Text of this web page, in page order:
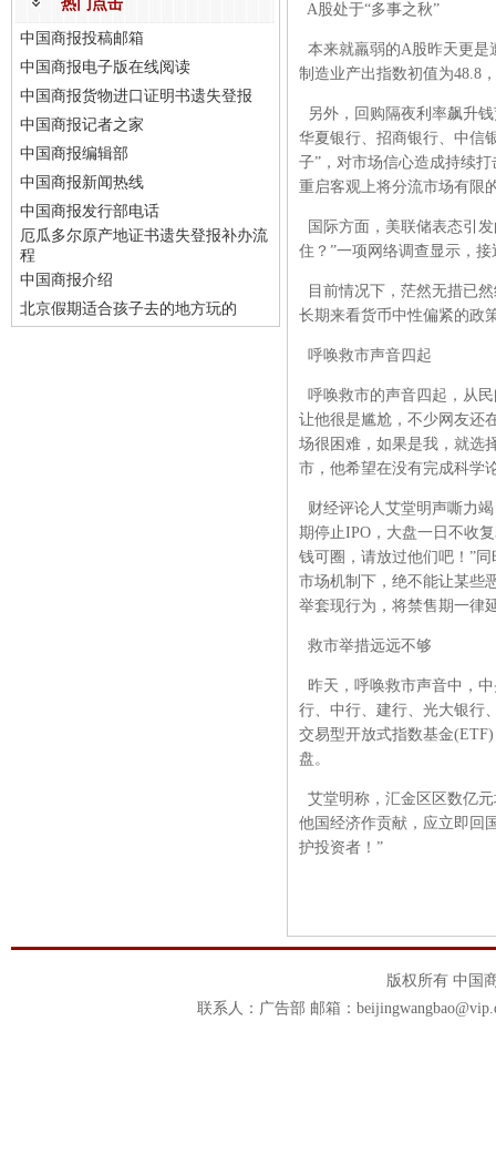
热门点击
中国商报投稿邮箱
中国商报电子版在线阅读
中国商报货物进口证明书遗失登报
中国商报记者之家
中国商报编辑部
中国商报新闻热线
中国商报发行部电话
厄瓜多尔原产地证书遗失登报补办流
程
中国商报介绍
北京假期适合孩子去的地方玩的
A股处于“多事之秋”
本来就羸弱的A股昨天更是
制造业产出指数初值为48.8
另外，回购隔夜利率飙升
华夏银行、招商银行、中信
子”，对市场信心造成持续
重启客观上将分流市场有限
国际方面，美联储表态引
住？”一项网络调查显示，
目前情况下，茫然无措已
长期来看货币中性偏紧的政
呼唤救市声音四起
呼唤救市的声音四起，从
让他很是尴尬，不少网友还
场很困难，如果是我，就选
市，他希望在没有完成科学
财经评论人艾堂明声嘶力
期停止IPO，大盘一日不收
钱可圈，请放过他们吧！”
市场机制下，绝不能让某些
举套现行为，将禁售期一律
救市举措远远不够
昨天，呼唤救市声音中，
行、中行、建行、光大银行
交易型开放式指数基金
盘。
艾堂明称，汇金区区数亿
他国经济作贡献，应立即回
护投资者！”
版权所有 中国
联系人：广告部 邮箱：